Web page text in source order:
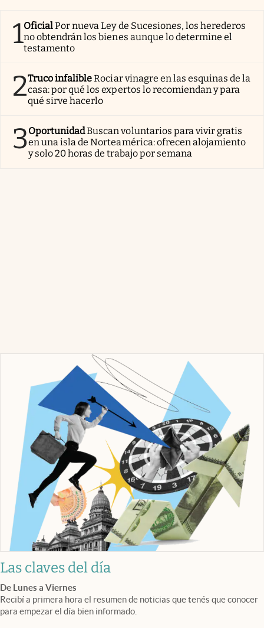
1OficialPor nueva Ley de Sucesiones, los herederos
no obtendrán los bienes aunque lo determine el
testamento
2Truco infalibleRociar vinagre en las esquinas de la
casa: por qué los expertos lo recomiendan y para
qué sirve hacerlo
3OportunidadBuscan voluntarios para vivir gratis
en una isla de Norteamérica: ofrecen alojamiento
y solo 20 horas de trabajo por semana
Las claves del día
De Lunes a Viernes
Recibí a primera hora el resumen de noticias que tenés que conocer
para empezar el día bien informado.